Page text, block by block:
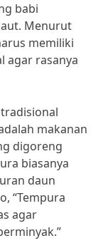
babi
Menurut
memiliki
agar rasanya
makanan
digoreng
biasanya
daun
“Tempura
agar